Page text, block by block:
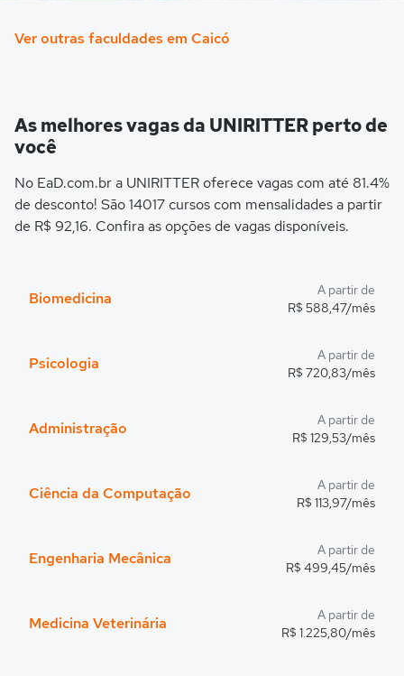
Ver outras faculdades em Caicó
As melhores vagas da UNIRITTER perto de
você
No EaD.com.br a UNIRITTER oferece vagas com até 81.4%
de desconto! São 14017 cursos com mensalidades a partir
de R$ 92,16. Confira as opções de vagas disponíveis.
Biomedicina
A partir de
R$ 588,47/mês
Psicologia
A partir de
R$ 720,83/mês
Administração
A partir de
R$ 129,53/mês
Ciência da Computação
A partir de
R$ 113,97/mês
Engenharia Mecânica
A partir de
R$ 499,45/mês
Medicina Veterinária
A partir de
R$ 1.225,80/mês